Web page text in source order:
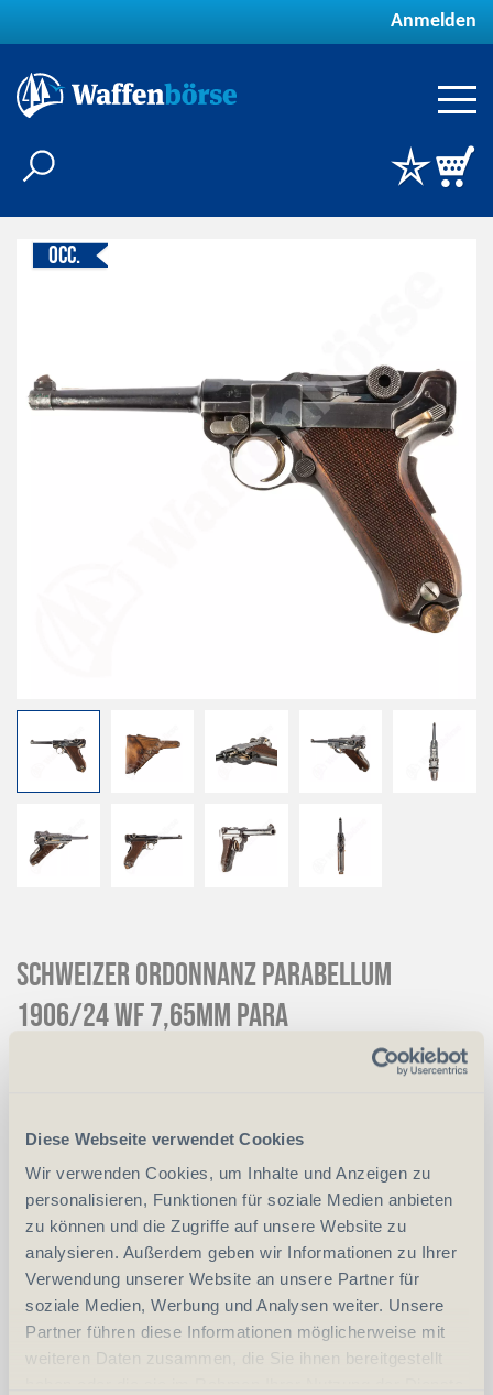
Diese Webseite verwendet Cookies
Wir verwenden Cookies, um Inhalte und Anzeigen zu
personalisieren, Funktionen für soziale Medien anbieten
zu können und die Zugriffe auf unsere Website zu
analysieren. Außerdem geben wir Informationen zu Ihrer
Verwendung unserer Website an unsere Partner für
soziale Medien, Werbung und Analysen weiter. Unsere
Partner führen diese Informationen möglicherweise mit
weiteren Daten zusammen, die Sie ihnen bereitgestellt
Anmelden
Occ.
SCHWEIZER ORDONNANZ Parabellum
1906/24 WF 7,65mm para
vergleichen
Erwerbsvoraussetzung:
Waffenerwerbschein (WES)